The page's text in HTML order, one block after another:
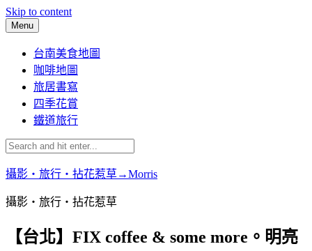
Skip to content
Menu
台南美食地圖
咖啡地圖
旅居書寫
四季花賞
鐵道旅行
攝影‧旅行‧拈花惹草→Morris
攝影‧旅行‧拈花惹草
【台北】FIX coffee & some more。明亮